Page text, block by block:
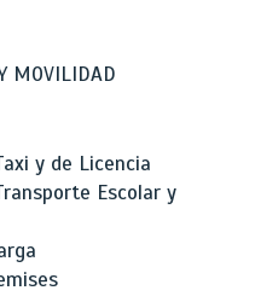
MOVILIDAD
y de Licencia
Escolar y